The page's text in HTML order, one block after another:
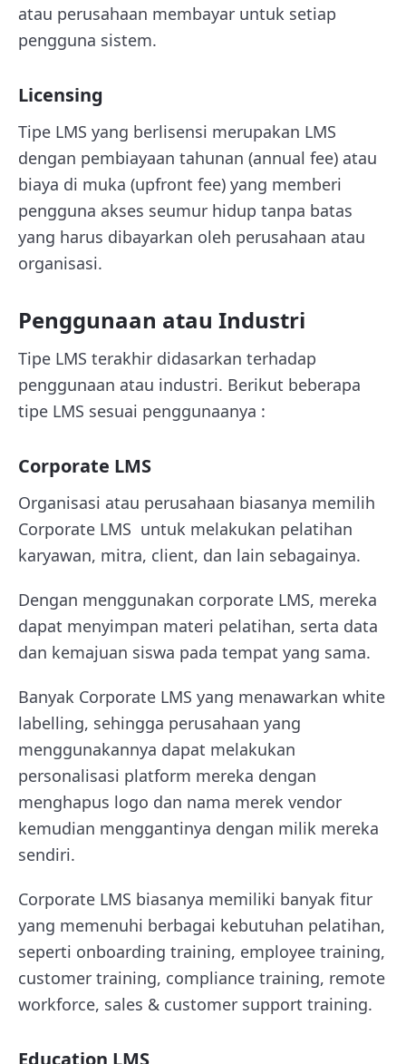
atau perusahaan membayar untuk setiap
pengguna sistem.
Licensing
Tipe LMS yang berlisensi merupakan LMS
dengan pembiayaan tahunan (annual fee) atau
biaya di muka (upfront fee) yang memberi
pengguna akses seumur hidup tanpa batas
yang harus dibayarkan oleh perusahaan atau
organisasi.
Penggunaan atau Industri
Tipe LMS terakhir didasarkan terhadap
penggunaan atau industri. Berikut beberapa
tipe LMS sesuai penggunaanya :
Corporate LMS
Organisasi atau perusahaan biasanya memilih
Corporate LMS untuk melakukan pelatihan
karyawan, mitra, client, dan lain sebagainya.
Dengan menggunakan corporate LMS, mereka
dapat menyimpan materi pelatihan, serta data
dan kemajuan siswa pada tempat yang sama.
Banyak Corporate LMS yang menawarkan white
labelling, sehingga perusahaan yang
menggunakannya dapat melakukan
personalisasi platform mereka dengan
menghapus logo dan nama merek vendor
kemudian menggantinya dengan milik mereka
sendiri.
Corporate LMS biasanya memiliki banyak fitur
yang memenuhi berbagai kebutuhan pelatihan,
seperti onboarding training, employee training,
customer training, compliance training, remote
workforce, sales & customer support training.